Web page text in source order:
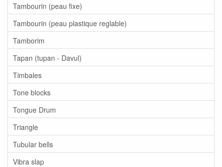
Tambourin (peau fixe)
Tambourin (peau plastique reglable)
Tamborim
Tapan (tupan - Davul)
Timbales
Tone blocks
Tongue Drum
Triangle
Tubular bells
Vibra slap